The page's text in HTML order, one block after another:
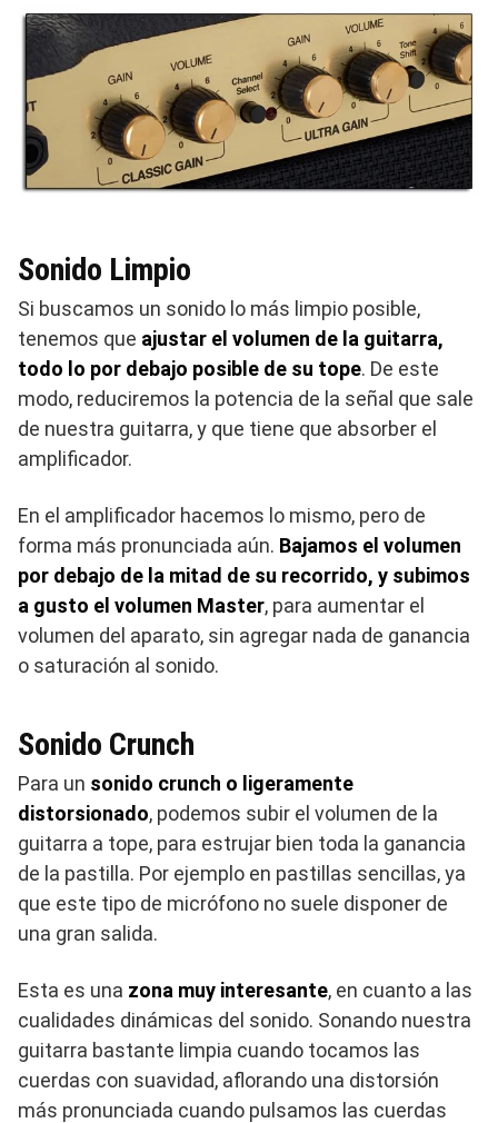
Sonido Limpio
Si buscamos un sonido lo más limpio posible,
tenemos que ajustar el volumen de la guitarra,
todo lo por debajo posible de su tope. De este
modo, reduciremos la potencia de la señal que sale
de nuestra guitarra, y que tiene que absorber el
amplificador.
En el amplificador hacemos lo mismo, pero de
forma más pronunciada aún. Bajamos el volumen
por debajo de la mitad de su recorrido, y subimos
a gusto el volumen Master, para aumentar el
volumen del aparato, sin agregar nada de ganancia
o saturación al sonido.
Sonido Crunch
Para un sonido crunch o ligeramente
distorsionado, podemos subir el volumen de la
guitarra a tope, para estrujar bien toda la ganancia
de la pastilla. Por ejemplo en pastillas sencillas, ya
que este tipo de micrófono no suele disponer de
una gran salida.
Esta es una zona muy interesante, en cuanto a las
cualidades dinámicas del sonido. Sonando nuestra
guitarra bastante limpia cuando tocamos las
cuerdas con suavidad, aflorando una distorsión
más pronunciada cuando pulsamos las cuerdas